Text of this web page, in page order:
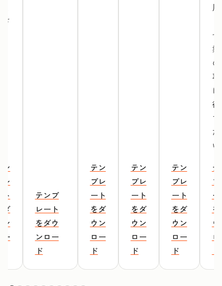
ダ
ー
テンプ
レート
をダウ
ンロー
ド
テン
プレ
ート
をダ
ウン
ロー
ド
テン
プレ
ート
をダ
ウン
ロー
ド
テン
プレ
ート
をダ
ウン
ロー
ド
用
役